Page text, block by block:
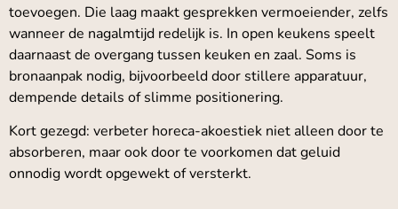
toevoegen. Die laag maakt gesprekken vermoeiender, zelfs
wanneer de nagalmtijd redelijk is. In open keukens speelt
daarnaast de overgang tussen keuken en zaal. Soms is
bronaanpak nodig, bijvoorbeeld door stillere apparatuur,
dempende details of slimme positionering.
Kort gezegd: verbeter horeca-akoestiek niet alleen door te
absorberen, maar ook door te voorkomen dat geluid
onnodig wordt opgewekt of versterkt.